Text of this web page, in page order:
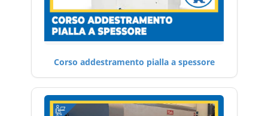
Corso addestramento pialla a spessore